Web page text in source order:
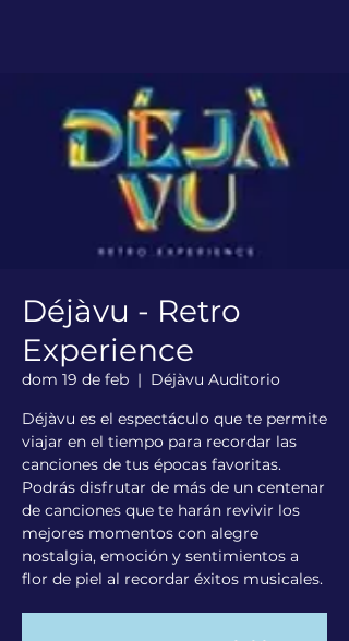
Déjàvu - Retro
Experience
dom 19 de feb
  |
Déjàvu Auditorio
Déjàvu es el espectáculo que te permite
viajar en el tiempo para recordar las
canciones de tus épocas favoritas.
Podrás disfrutar de más de un centenar
de canciones que te harán revivir los
mejores momentos con alegre
nostalgia, emoción y sentimientos a
flor de piel al recordar éxitos musicales.